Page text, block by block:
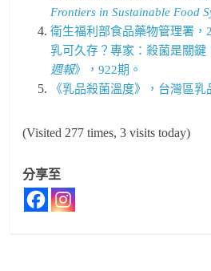
Frontiers in Sustainable Food
衛生福利部食品藥物管理署，
乳可久存？專家：殺菌是關鍵
週報》，922期。
《乳品殺菌溫度》，台灣區乳
(Visited 277 times, 3 visits today)
分享至